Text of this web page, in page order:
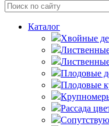
Каталог
Хвойные
Плодовые
Плодовые
Рассада